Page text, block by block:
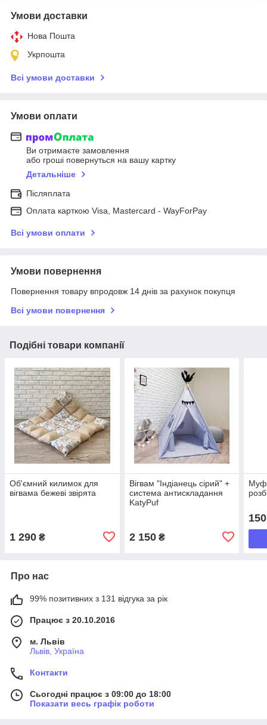
Умови доставки
Нова Пошта
Укрпошта
Всі умови доставки
Умови оплати
Ви отримаєте замовлення
або гроші повернуться на вашу картку
Детальніше
Післяплата
Оплата карткою Visa, Mastercard - WayForPay
Всі умови оплати
Умови повернення
Повернення товару впродовж 14 днів за рахунок покупця
Всі умови повернення
Подібні товари компанії
Об'ємний килимок для
вігвама бежеві звірята
1 290 ₴
Вігвам "Індіанець сірий" +
система антискладання
KatyPuf
2 150₴
150
Про нас
99% позитивних з 131 відгука за рік
Працює з 20.10.2016
м. Львів
Львів, Україна
Контакти
Сьогодні працює з 09:00 до 18:00
Показати весь графік роботи